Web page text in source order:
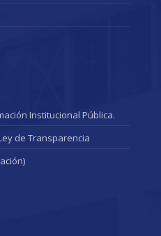
Institucional Pública.
de Transparencia